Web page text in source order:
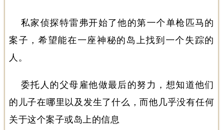
私家侦探特雷弗开始了他的第一个单枪匹马的
案子，希望能在一座神秘的岛上找到一个失踪的
人。
委托人的父母雇他做最后的努力，想知道他们
的儿子在哪里以及发生了什么，而他几乎没有任何
关于这个案子或岛上的信息